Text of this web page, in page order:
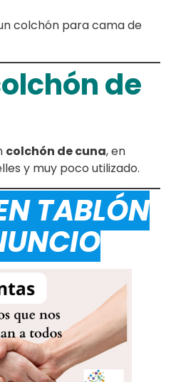
colchón para cama de
de
colchón de cuna, en
y muy poco utilizado.
TABLÓN